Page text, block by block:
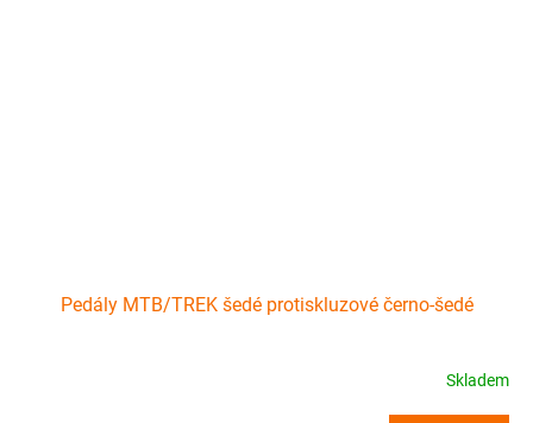
Pedály MTB/TREK šedé protiskluzové černo-šedé
Skladem